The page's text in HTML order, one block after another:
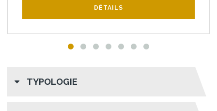
DÉTAILS
TYPOLOGIE